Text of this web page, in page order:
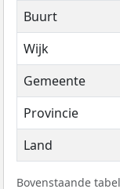
Buurt
Wijk
Gemeente
Provincie
Land
Bovenstaande